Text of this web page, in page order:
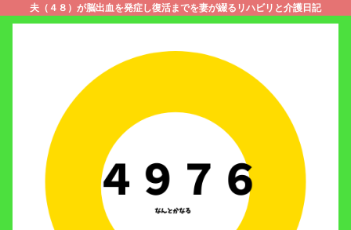
夫（４８）が脳出血を発症し復活までを妻が綴るリハビリと介護日記